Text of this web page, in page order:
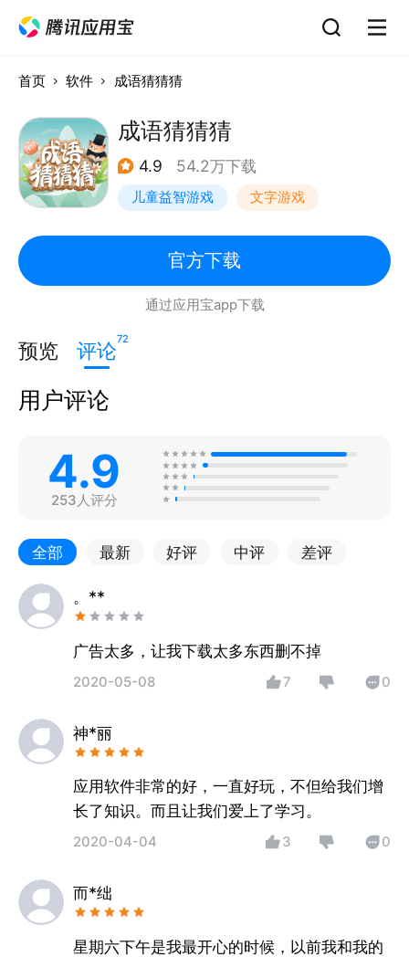
首页 软件 成语猜猜猜
成语猜猜猜
4.9 54.2万下载
儿童益智游戏 文字游戏
官方下载
通过应用宝app下载
预览 评论72
用户评论
4.9
253人评分
全部 最新 好评 中评 差评
。**
广告太多，让我下载太多东西删不掉
2020-05-08 7 0
神*丽
应用软件非常的好，一直好玩，不但给我们增
长了知识。而且让我们爱上了学习。
2020-04-04 3 0
而*绌
星期六下午是我最开心的时候，以前我和我的